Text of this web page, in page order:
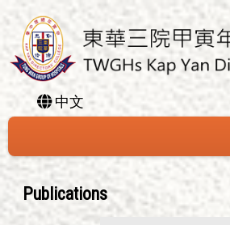
中文
Publications